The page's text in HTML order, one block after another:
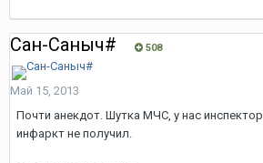
Сан-Саныч# 508
Май 15, 2013
Почти анекдот. Шутка МЧС, у нас
инфаркт не получил.